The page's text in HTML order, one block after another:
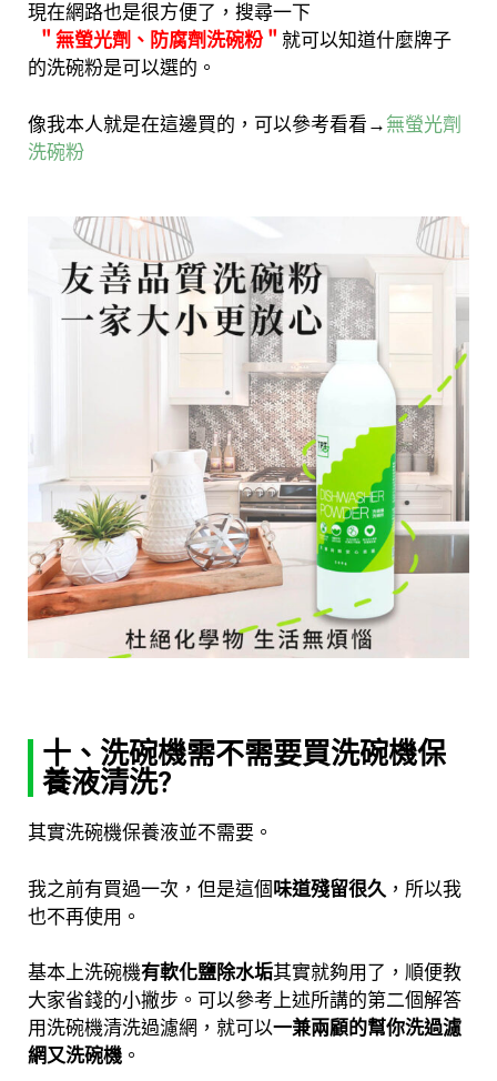
現在網路也是很方便了，搜尋一下
＂無螢光劑、防腐劑洗碗粉＂ 就可以知道什麼牌子
的洗碗粉是可以選的。
像我本人就是在這邊買的，可以參考看看→ 無螢光劑
洗碗粉
十、洗碗機需不需要買洗碗機保
養液清洗?
其實洗碗機保養液並不需要。
我之前有買過一次，但是這個味道殘留很久 ，所以我
也不再使用。
基本上洗碗機有軟化鹽除水垢其實就夠用了，順便教
大家省錢的小撇步。 可以參考上述所講的第二個解答
用洗碗機清洗過濾網，就可以一兼兩顧的幫你洗過濾
網又洗碗機 。